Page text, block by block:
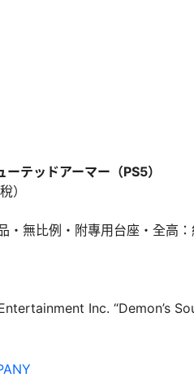
テッドアーマー（PS5）
）
・無比例・附專用台座・全高
Inc. “Demon’s